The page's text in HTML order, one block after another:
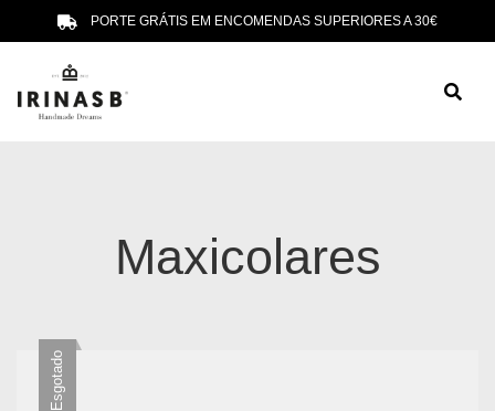
PORTE GRÁTIS EM ENCOMENDAS SUPERIORES A 30€
Maxicolares
Esgotado